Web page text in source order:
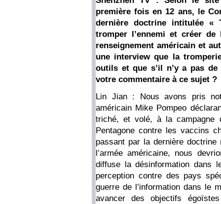
première fois en 12 ans, le
dernière doctrine intitulée «
tromper l’ennemi et créer
renseignement américain et
une interview que la
outils et que s’il n’y a pas
votre commentaire à ce sujet ?
Lin Jian : Nous avons pris
américain Mike Pompeo
triché, et volé, à la campagne
Pentagone contre les vaccins
passant par la dernière
l’armée américaine, nous
diffuse la désinformation dans
perception contre des pays
guerre de l’information dans le
avancer des objectifs